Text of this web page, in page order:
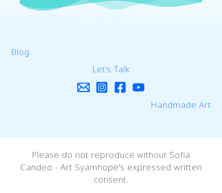
Blog
Let's Talk
Handmade Art
Please do not reproduce without Sofia
Candeo - Art Syamhope's expressed written
consent.